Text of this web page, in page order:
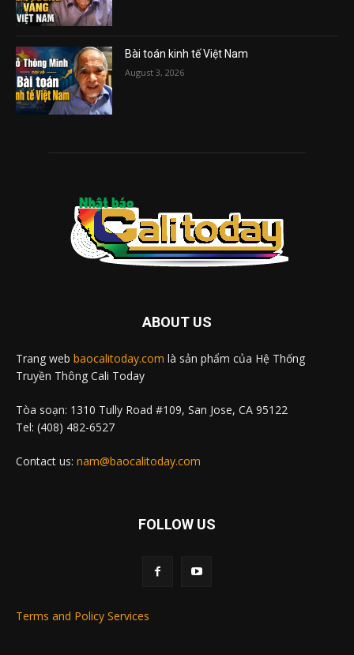
Bài toán kinh tế Việt Nam
August 3, 2026
ABOUT US
Trang web baocalitoday.com là sản phẩm của Hệ Thống
Truyền Thông Cali Today
Tòa soạn: 1310 Tully Road #109, San Jose, CA 95122
Tel: (408) 482-6527
Contact us: nam@baocalitoday.com
FOLLOW US
Terms and Policy Services